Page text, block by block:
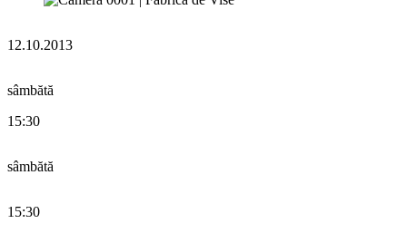
12.10.2013
sâmbătă
15:30
sâmbătă
15:30